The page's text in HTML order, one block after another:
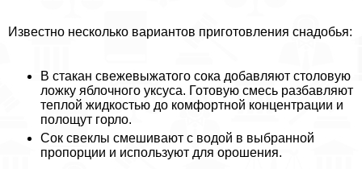
Известно несколько вариантов приготовления снадобья:
В стакан свежевыжатого сока добавляют столовую
ложку яблочного уксуса. Готовую смесь разбавляют
теплой жидкостью до комфортной концентрации и
полощут горло.
Сок свеклы смешивают с водой в выбранной
пропорции и используют для орошения.